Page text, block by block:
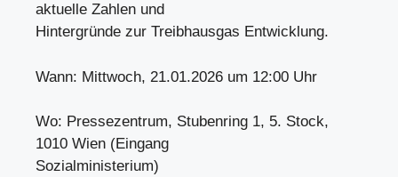
aktuelle Zahlen und
Hintergründe zur Treibhausgas Entwicklung.
Wann: Mittwoch, 21.01.2026 um 12:00 Uhr
Wo: Pressezentrum, Stubenring 1, 5. Stock,
1010 Wien (Eingang
Sozialministerium)